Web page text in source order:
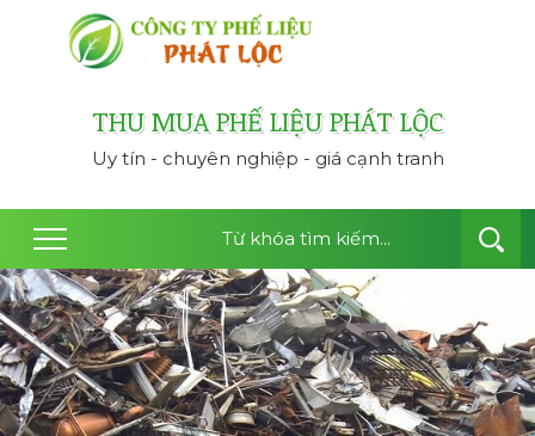
THU MUA PHẾ LIỆU PHÁT LỘC
Uy tín - chuyên nghiệp - giá cạnh tranh